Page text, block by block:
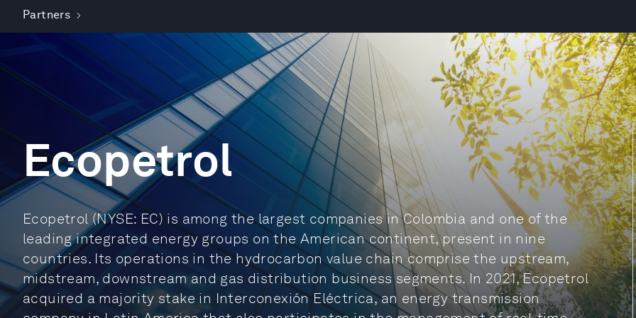
Partners
Ecopetrol
Ecopetrol (NYSE: EC) is among the largest companies in Colombia and one of the
leading integrated energy groups on the American continent, present in nine
countries. Its operations in the hydrocarbon value chain comprise the upstream,
midstream, downstream and gas distribution business segments. In 2021, Ecopetrol
acquired a majority stake in Interconexión Eléctrica, an energy transmission